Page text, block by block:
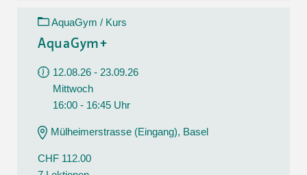
AquaGym / Kurs
AquaGym+
12.08.26 - 23.09.26
Mittwoch
16:00 - 16:45 Uhr
Mülheimerstrasse (Eingang), Basel
CHF 112.00